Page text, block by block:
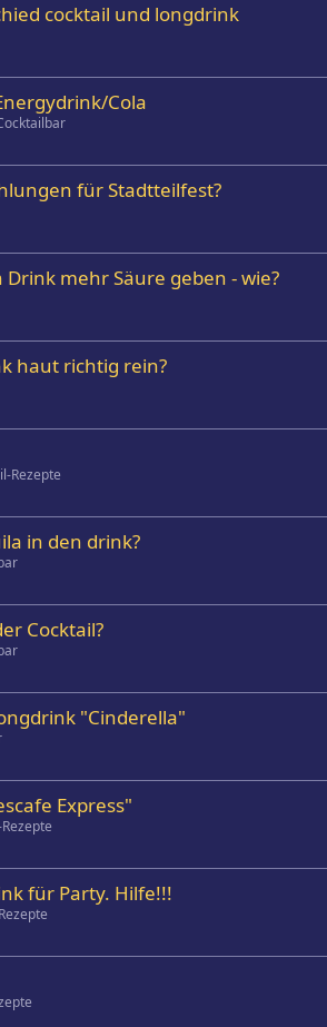
cocktail und longdrink
Cola
für Stadtteilfest?
Drink mehr Säure geben - wie?
haut richtig rein?
Rezepte
in den drink?
Cocktail?
"Cinderella"
Express"
für Party. Hilfe!!!